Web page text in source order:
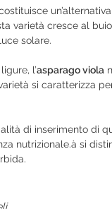
varietà cresce al
solare.
l’asparago viola
si caratterizza
di inserimento di
nutrizionale.à si